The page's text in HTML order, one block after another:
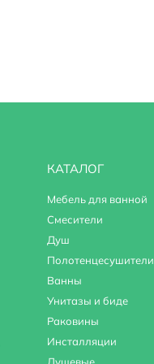
КАТАЛОГ
Мебель для ванной
Смесители
Душ
Полотенцесушители
Ванны
Унитазы и биде
Раковины
Инсталляции